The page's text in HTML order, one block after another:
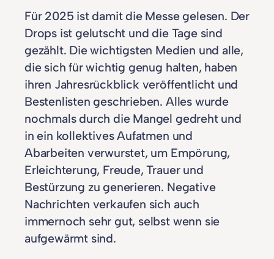
Für 2025 ist damit die Messe gelesen. Der
Drops ist gelutscht und die Tage sind
gezählt. Die wichtigsten Medien und alle,
die sich für wichtig genug halten, haben
ihren Jahresrückblick veröffentlicht und
Bestenlisten geschrieben. Alles wurde
nochmals durch die Mangel gedreht und
in ein kollektives Aufatmen und
Abarbeiten verwurstet, um Empörung,
Erleichterung, Freude, Trauer und
Bestürzung zu generieren. Negative
Nachrichten verkaufen sich auch
immernoch sehr gut, selbst wenn sie
aufgewärmt sind.